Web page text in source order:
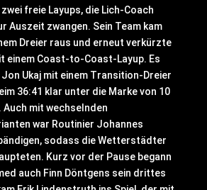
freie Layups, die Lich-Coach
Auszeit zwangen. Sein Team kam
Dreier raus und erneut verkürzte
einem Coast-to-Coast-Layup. Es
Ukaj mit einem Transition-Dreier
36:41 klar unter die Marke von 10
mit wechselnden
war Routinier Johannes
sodass die Wetterstädter
Kurz vor der Pause begann
auch Finn Döntgens sein drittes